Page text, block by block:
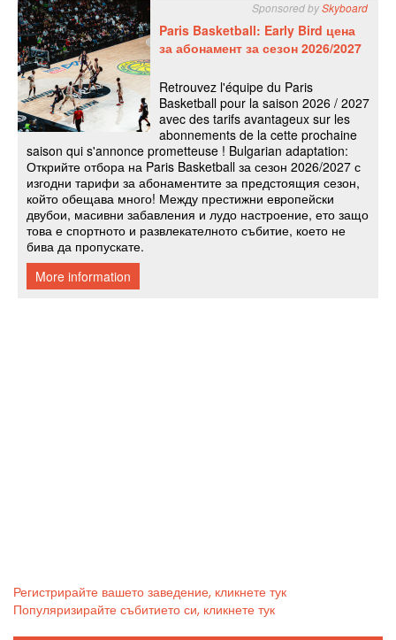
Регистрирайте вашето заведение, кликнете тук
Популяризирайте събитието си, кликнете тук